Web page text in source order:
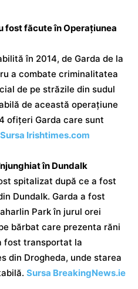
fost făcute în Operațiunea
în 2014, de Garda de la
a combate criminalitatea
de pe străzile din sudul
de această operațiune
ofițeri Garda care sunt
Sursa Irishtimes.com
în Dundalk
spitalizat după ce a fost
Dundalk. Garda a fost
Park în jurul orei
bărbat care prezenta răni
fost transportat la
din Drogheda, unde starea
Sursa BreakingNews.ie